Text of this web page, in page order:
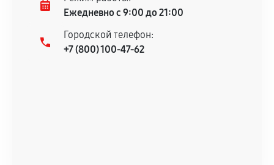
техническим характеристикам.
Документы для подтверждения
Ежедневно с 9:00 до 21:00
Городской телефон:
+7 (800) 100-47-62